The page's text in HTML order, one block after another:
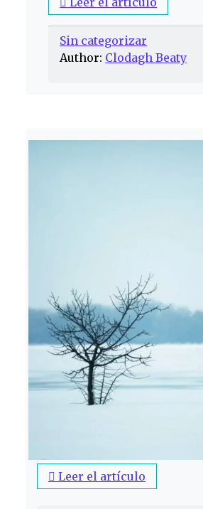
Sin categorizar
Author: Clodagh Beaty
Leer el artículo